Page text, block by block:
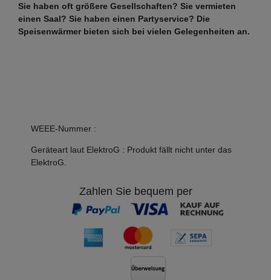
Sie haben oft größere Gesellschaften? Sie vermieten
einen Saal? Sie haben einen Partyservice? Die
Speisenwärmer bieten sich bei vielen Gelegenheiten an.
WEEE-Nummer :
Geräteart laut ElektroG : Produkt fällt nicht unter das
ElektroG.
Zahlen Sie bequem per